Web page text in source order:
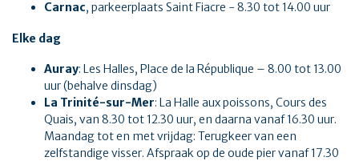
Carnac, parkeerplaats Saint Fiacre - 8.30 tot 14.00 uur
Elke dag
Auray: Les Halles, Place de la République – 8.00 tot 13.00
uur (behalve dinsdag)
La Trinité-sur-Mer: La Halle aux poissons, Cours des
Quais, van 8.30 tot 12.30 uur, en daarna vanaf 16.30 uur.
Maandag tot en met vrijdag: Terugkeer van een
zelfstandige visser. Afspraak op de oude pier vanaf 17.30